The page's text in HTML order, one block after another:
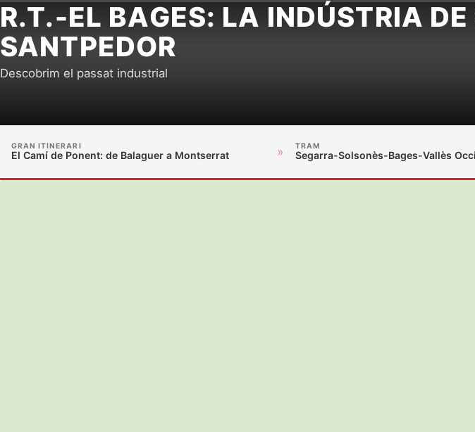
R.T.-EL BAGES: LA INDÚSTRIA
SANTPEDOR
Descobrim el passat industrial
GRAN ITINERARI
El Camí de Ponent: de Balaguer a Montserrat » TRAM
Segarra-Solsonès-Bages-Vallès